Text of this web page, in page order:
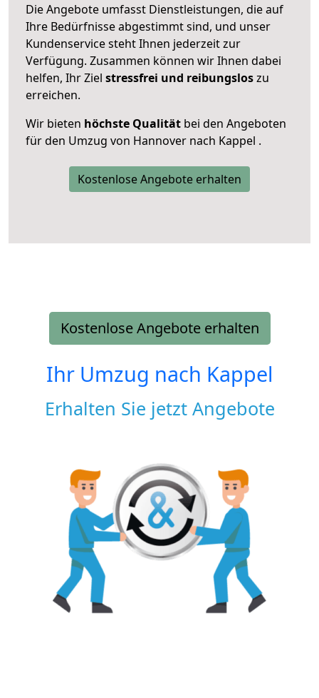
Die Angebote umfasst Dienstleistungen, die auf
Ihre Bedürfnisse abgestimmt sind, und unser
Kundenservice steht Ihnen jederzeit zur
Verfügung. Zusammen können wir Ihnen dabei
helfen, Ihr Ziel stressfrei und reibungsloszu
erreichen.
Wir bieten höchste Qualität bei den Angeboten
für den Umzug von Hannover nach Kappel .
Kostenlose Angebote erhalten
Kostenlose Angebote erhalten
Ihr Umzug nach Kappel
Erhalten Sie jetzt Angebote